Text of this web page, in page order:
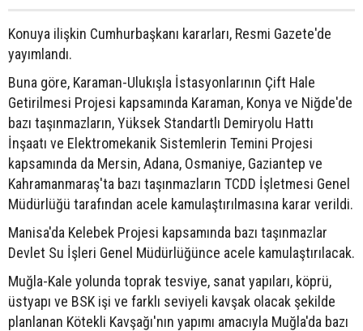
Konuya ilişkin Cumhurbaşkanı kararları, Resmi Gazete'de
yayımlandı.
Buna göre, Karaman-Ulukışla İstasyonlarının Çift Hale
Getirilmesi Projesi kapsamında Karaman, Konya ve Niğde'de
bazı taşınmazların, Yüksek Standartlı Demiryolu Hattı
İnşaatı ve Elektromekanik Sistemlerin Temini Projesi
kapsamında da Mersin, Adana, Osmaniye, Gaziantep ve
Kahramanmaraş'ta bazı taşınmazların TCDD İşletmesi Genel
Müdürlüğü tarafından acele kamulaştırılmasına karar verildi.
Manisa'da Kelebek Projesi kapsamında bazı taşınmazlar
Devlet Su İşleri Genel Müdürlüğünce acele kamulaştırılacak.
Muğla-Kale yolunda toprak tesviye, sanat yapıları, köprü,
üstyapı ve BSK işi ve farklı seviyeli kavşak olacak şekilde
planlanan Kötekli Kavşağı'nın yapımı amacıyla Muğla'da bazı